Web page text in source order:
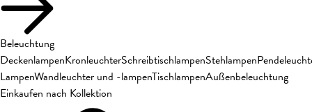
Beleuchtung
DeckenlampenKronleuchterSchreibtischlampenStehlampen
LampenWandleuchter und -lampenTischlampenAußenbeleuchtung
Einkaufen nach Kollektion